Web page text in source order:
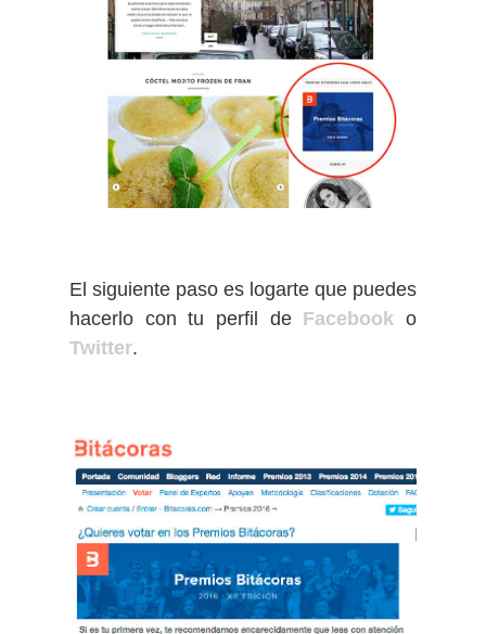
El siguiente paso es logarte que puedes
hacerlo con tu perfil de Facebook o
Twitter.